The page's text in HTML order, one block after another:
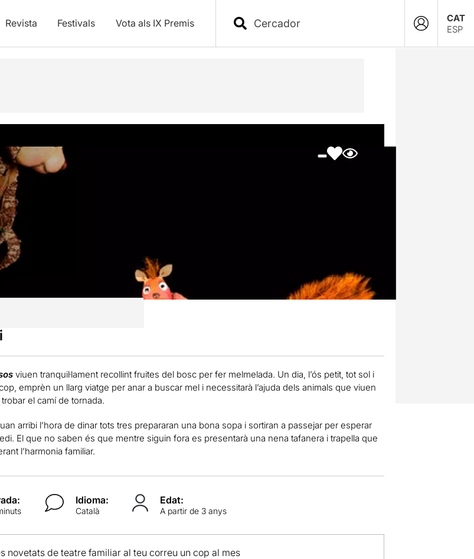
Revista Festivals Vota als IX Premis
CAT
ESP
viuen tranquil·lament recollint fruites del bosc per fer melmelada. Un dia, l’ós petit, tot sol i
emprèn un llarg viatge per anar a buscar mel i necessitarà l’ajuda dels animals que viuen
el camí de tornada.
arribi l’hora de dinar tots tres prepararan una bona sopa i sortiran a passejar per esperar
El que no saben és que mentre siguin fora es presentarà una nena tafanera i trapella que
l’harmonia familiar.
Idioma:
Català
Edat:
A partir de 3 anys
novetats de teatre familiar al teu correu un cop al mes